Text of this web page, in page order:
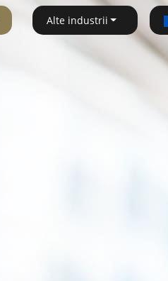
Alte industrii